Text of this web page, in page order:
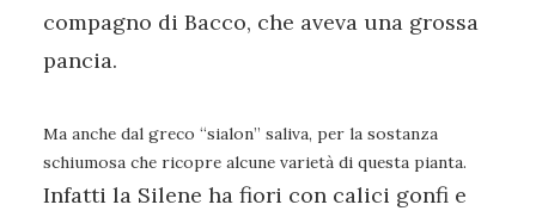
compagno di Bacco, che aveva una grossa
pancia.
Ma anche dal greco “sialon” saliva, per la sostanza
schiumosa che ricopre alcune varietà di questa pianta.
Infatti la Silene ha fiori con calici gonfi e